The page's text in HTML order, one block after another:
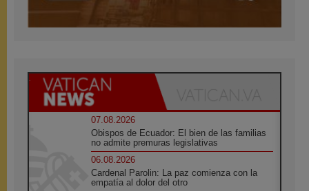
07.08.2026
Obispos de Ecuador: El bien de las familias
no admite premuras legislativas
06.08.2026
Cardenal Parolin: La paz comienza con la
empatía al dolor del otro